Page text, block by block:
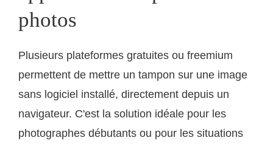
photos
Plusieurs plateformes gratuites ou freemium
permettent de mettre un tampon sur une image
sans logiciel installé, directement depuis un
navigateur. C'est la solution idéale pour les
photographes débutants ou pour les situations